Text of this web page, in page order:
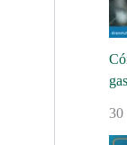
30